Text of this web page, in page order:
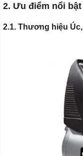
2. Ưu điểm nổi
2.1. Thương hiệu